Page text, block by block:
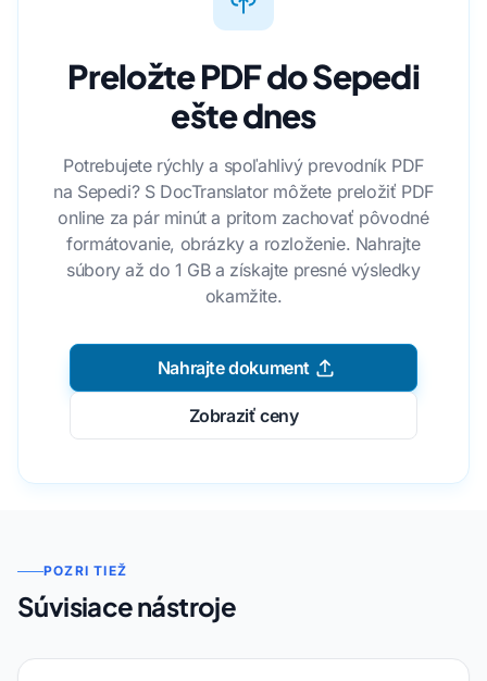
Preložte PDF do Sepedi
ešte dnes
Potrebujete rýchly a spoľahlivý prevodník PDF
na Sepedi? S DocTranslator môžete preložiť PDF
online za pár minút a pritom zachovať pôvodné
formátovanie, obrázky a rozloženie. Nahrajte
súbory až do 1 GB a získajte presné výsledky
okamžite.
Nahrajte dokument
Zobraziť ceny
POZRI TIEŽ
Súvisiace nástroje